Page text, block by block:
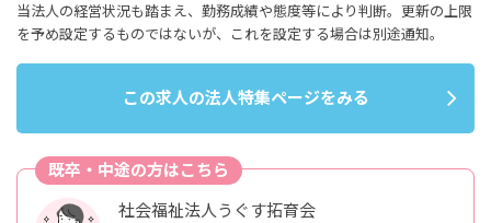
当法人の経営状況も踏まえ、勤務成績や態度等により判断。更新の上限
を予め設定するものではないが、これを設定する場合は別途通知。
この求人の法人特集ページをみる
既卒・中途の方はこちら
社会福祉法人うぐす拓育会